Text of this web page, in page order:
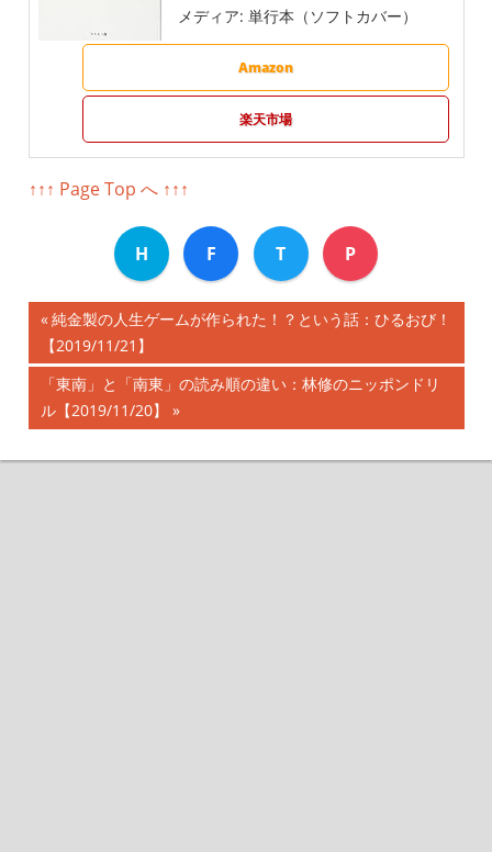
メディア: 単行本（ソフトカバー）
Amazon
楽天市場
↑↑↑ Page Top へ ↑↑↑
H F T P
投
稿
ナ
ビ
前
の
記
事:
純金製の人生ゲームが作られた！？という話：ひるおび！
【2019/11/21】
次
の
事:
「東南」と「南東」の読み順の違い：林修のニッポンドリ
ル【2019/11/20】